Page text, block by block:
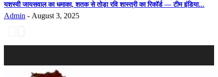
यशस्वी जायसवाल का धमाका, शतक से तोड़ा रवि शास्त्री का रिकॉर्ड — टीम इंडिया...
Admin - August 3, 2025